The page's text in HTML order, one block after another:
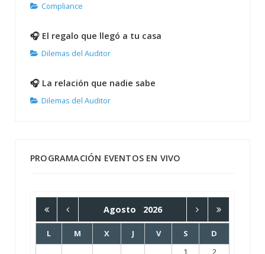
Compliance
🎧 El regalo que llegó a tu casa
Dilemas del Auditor
🎧 La relación que nadie sabe
Dilemas del Auditor
PROGRAMACIÓN EVENTOS EN VIVO
Agosto 2026
L M X J V S
D
1
2